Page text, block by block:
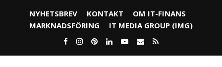
NYHETSBREV KONTAKT
OM IT-FINANS
MARKNADSFÖRING
IT MEDIA GROUP (IMG)